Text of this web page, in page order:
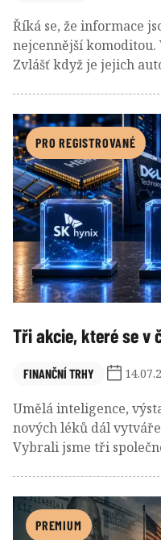
Říká se, že informace
nejcennější komoditou.
Zvlášť když je jejich
by ještě před pár lety
realita.PRO REGISTROVANÉ
Tři akcie, které se v
FINANČNÍ TRHY
Umělá inteligence,
nových léků dál
Vybrali jsme tři
PREMIUM